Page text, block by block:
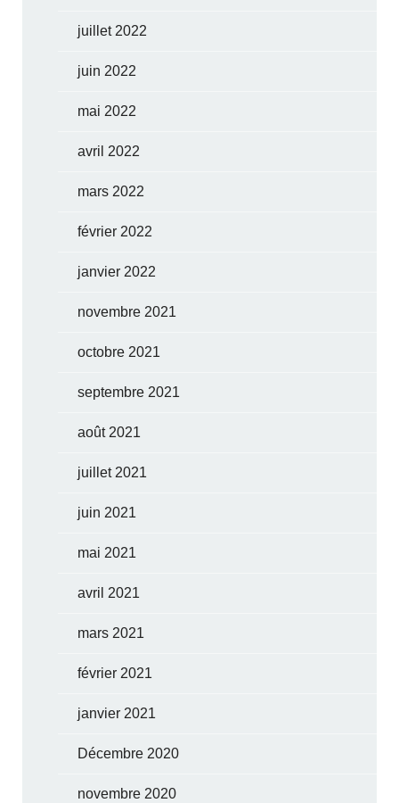
juillet 2022
juin 2022
mai 2022
avril 2022
mars 2022
février 2022
janvier 2022
novembre 2021
octobre 2021
septembre 2021
août 2021
juillet 2021
juin 2021
mai 2021
avril 2021
mars 2021
février 2021
janvier 2021
Décembre 2020
novembre 2020